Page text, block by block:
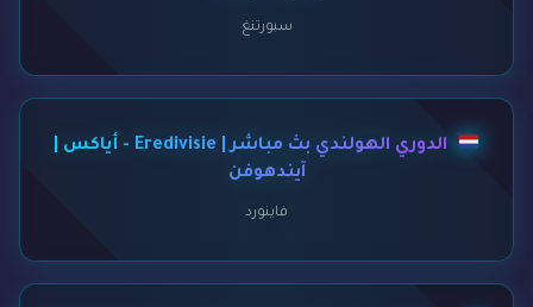
سبورتنغ
الدوري الهولندي بث مباشر | Eredivisie - أياكس |
آيندهوفن
فاينورد